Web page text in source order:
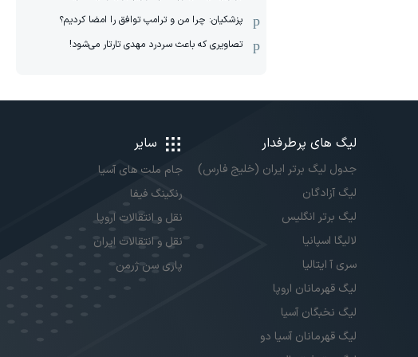
پزشکیان: چرا من و ترامپ توافق را امضا کردیم؟
تصاویری که باعث سردرد مهدی تارتار می‌شود!
لیگ های پرطرفدار
جدول لیگ برتر ایران (خلیج فارس)
لیگ آزادگان
لیگ برتر انگلیس
لالیگا اسپانیا
سری آ ایتالیا
لیگ قهرمانان اروپا
لیگ نخبگان آسیا
لیگ قهرمانان آسیا دو
سایر
جام ملت های آسیا
رنکینگ فیفا
نقل و انتقالات اروپا
نقل و انتقالات ایران
پاری سن ژرمن